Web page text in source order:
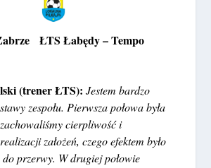
ŁTS Łabędy – Tempo
(trener ŁTS):Jestem bardzo
zespołu. Pierwsza połowa była
cierpliwość i
założeń, czego efektem było
przerwy. W drugiej połowie